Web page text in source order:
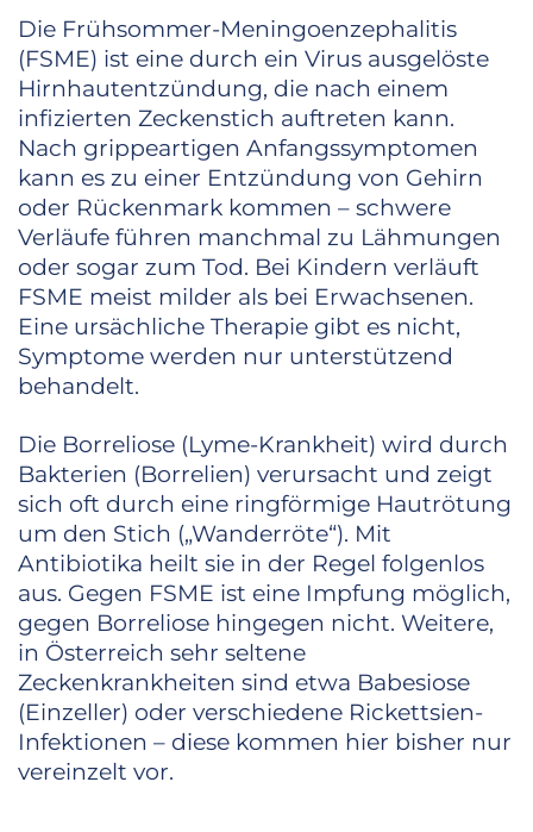
Die Frühsommer-Meningoenzephalitis
(FSME) ist eine durch ein Virus ausgelöste
Hirnhautentzündung, die nach einem
infizierten Zeckenstich auftreten kann.
Nach grippeartigen Anfangssymptomen
kann es zu einer Entzündung von Gehirn
oder Rückenmark kommen – schwere
Verläufe führen manchmal zu Lähmungen
oder sogar zum Tod. Bei Kindern verläuft
FSME meist milder als bei Erwachsenen.
Eine ursächliche Therapie gibt es nicht,
Symptome werden nur unterstützend
behandelt.
Die Borreliose (Lyme-Krankheit) wird durch
Bakterien (Borrelien) verursacht und zeigt
sich oft durch eine ringförmige Hautrötung
um den Stich („Wanderröte“). Mit
Antibiotika heilt sie in der Regel folgenlos
aus. Gegen FSME ist eine Impfung möglich,
gegen Borreliose hingegen nicht. Weitere,
in Österreich sehr seltene
Zeckenkrankheiten sind etwa Babesiose
(Einzeller) oder verschiedene Rickettsien-
Infektionen – diese kommen hier bisher nur
vereinzelt vor.